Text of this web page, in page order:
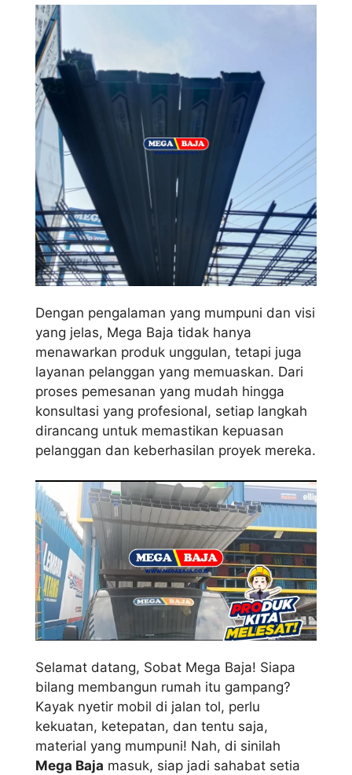
Dengan pengalaman yang mumpuni dan visi
yang jelas, Mega Baja tidak hanya
menawarkan produk unggulan, tetapi juga
layanan pelanggan yang memuaskan. Dari
proses pemesanan yang mudah hingga
konsultasi yang profesional, setiap langkah
dirancang untuk memastikan kepuasan
pelanggan dan keberhasilan proyek mereka.
Selamat datang, Sobat Mega Baja! Siapa
bilang membangun rumah itu gampang?
Kayak nyetir mobil di jalan tol, perlu
kekuatan, ketepatan, dan tentu saja,
material yang mumpuni! Nah, di sinilah
Mega Baja masuk, siap jadi sahabat setia